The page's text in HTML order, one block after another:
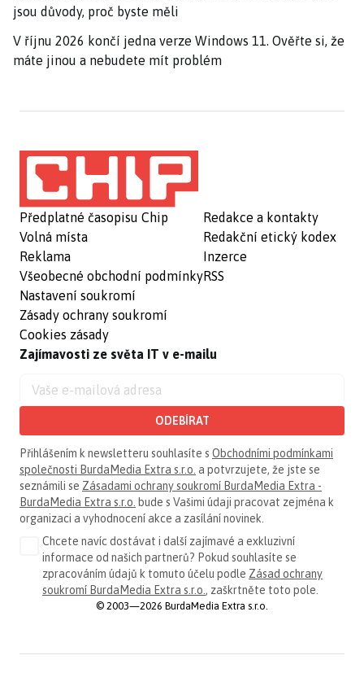
jsou důvody, proč byste měli
V říjnu 2026 končí jedna verze Windows 11. Ověřte si, že
máte jinou a nebudete mít problém
Předplatné časopisu Chip
Volná místa
Reklama
Všeobecné obchodní podmínky
Nastavení soukromí
Zásady ochrany soukromí
Cookies zásady
Redakce a kontakty
Redakční etický kodex
Inzerce
RSS
Zajímavosti ze světa IT v e-mailu
ODEBÍRAT
Přihlášením k newsletteru souhlasíte s Obchodními podmínkami
společnosti BurdaMedia Extra s.r.o. a potvrzujete, že jste se
seznámili se Zásadami ochrany soukromí BurdaMedia Extra -
BurdaMedia Extra s.r.o. bude s Vašimi údaji pracovat zejména k
organizaci a vyhodnocení akce a zasílání novinek.
Chcete navíc dostávat i další zajímavé a exkluzivní
informace od našich partnerů? Pokud souhlasíte se
zpracováním údajů k tomuto účelu podle Zásad ochrany
soukromí BurdaMedia Extra s.r.o., zaškrtněte toto pole.
© 2003—2026 BurdaMedia Extra s.r.o.